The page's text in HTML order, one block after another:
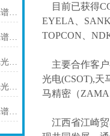
工厂直销DF-2000铜合金荧光光谱仪技术参数
工厂直销DF-2000铁合金荧光光谱仪技术参数
工厂直销DF-2000二氧化硅荧光光谱仪技术参数
工厂直销DF-2000碳酸氢钠荧光光谱仪技术参数
工厂直销DF-2000硅酸盐荧光光谱仪技术参数
目前已获得
EYELA、
TOPCON、
主要合作客
光电(CSOT),天
马精密（
江西省江崎